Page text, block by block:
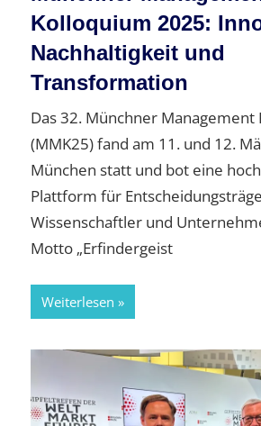
Kolloquium 2025:
Nachhaltigkeit und
Transformation
Das 32. Münchner Management
(MMK25) fand am 11. und 12.
München statt und bot eine
Plattform für
Wissenschaftler und
Motto „Erfindergeist
Weiterlesen